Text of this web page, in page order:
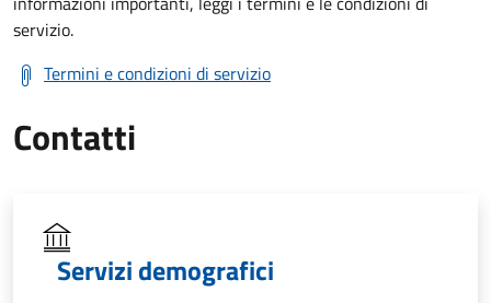
servizio.
Termini e condizioni di servizio
Contatti
Servizi demografici